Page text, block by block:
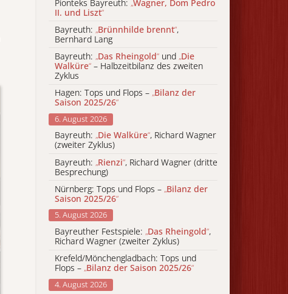
Pionteks Bayreuth: „Wagner, Dom Pedro
II. und Liszt“
Bayreuth: „Brünnhilde brennt“,
Bernhard Lang
Bayreuth: „Das Rheingold“ und „Die
Walküre“ – Halbzeitbilanz des zweiten
Zyklus
Hagen: Tops und Flops – „Bilanz der
Saison 2025/26“
6. August 2026
Bayreuth: „Die Walküre“, Richard Wagner
(zweiter Zyklus)
Bayreuth: „Rienzi“, Richard Wagner (dritte
Besprechung)
Nürnberg: Tops und Flops – „Bilanz der
Saison 2025/26“
5. August 2026
Bayreuther Festspiele: „Das Rheingold“,
Richard Wagner (zweiter Zyklus)
Krefeld/Mönchengladbach: Tops und
Flops – „Bilanz der Saison 2025/26“
4. August 2026